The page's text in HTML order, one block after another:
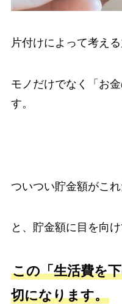
片付けによって考える
モノだけでなく「お
す。
ついつい貯金額がこれ
と、貯金額に目を向
この「生活費を
切になります。